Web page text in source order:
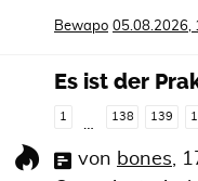
Bewapo 05.08.2026,
Es ist der
1
…
138 139
von bones,